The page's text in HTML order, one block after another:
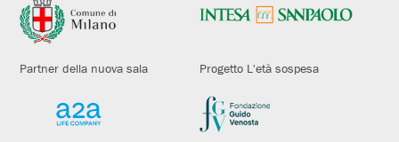
Partner della nuova sala Progetto L'età sospesa